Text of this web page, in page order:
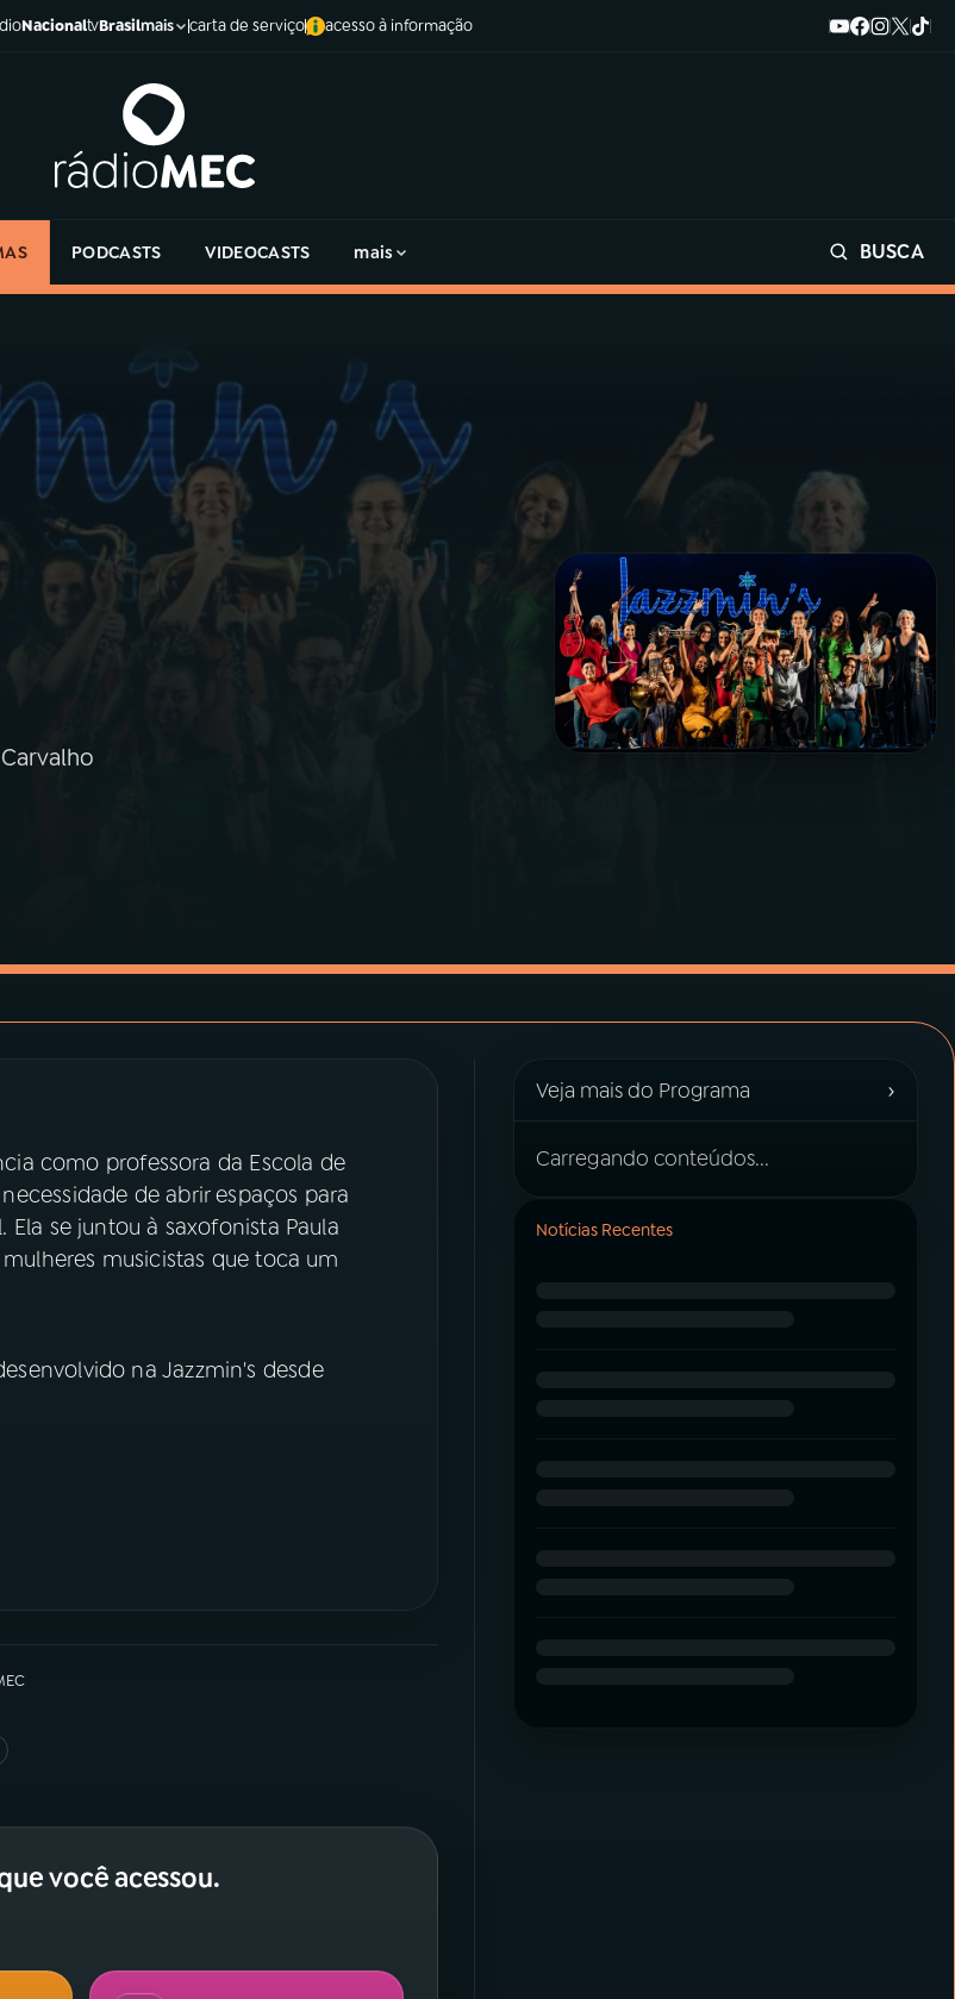
NacionaltvBrasilmais carta de serviço acesso à informação
PODCASTS VIDEOCASTS mais BUSCA
como professora da Escola de
de abrir espaços para
se juntou à saxofonista Paula
musicistas que toca um
na Jazzmin's desde
você acessou.
Veja mais do Programa ›
Carregando conteúdos...
Notícias Recentes